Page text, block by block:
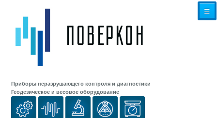
Приборы неразрушающего контроля и диагностики
Геодезическое и весовое оборудование
☰